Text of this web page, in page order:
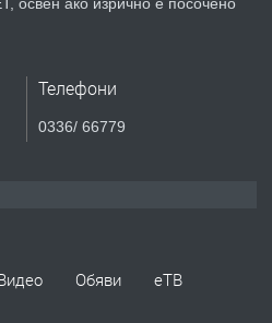
по Математика
Телефони
0336/ 66779
Обяви
еТВ